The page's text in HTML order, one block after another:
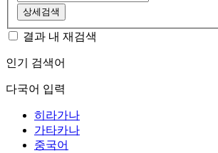
상세검색
결과 내 재검색
인기 검색어
다국어 입력
히라가나
가타카나
중국어